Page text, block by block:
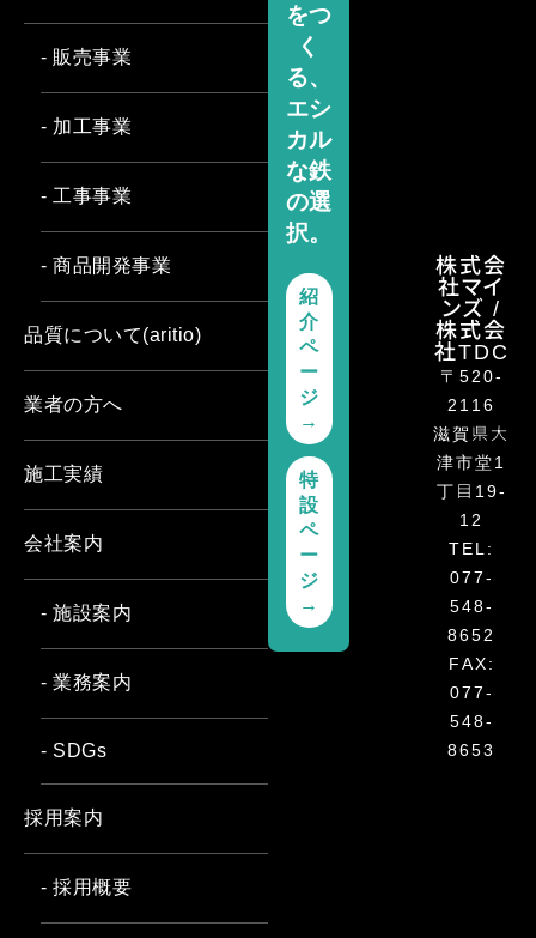
株式会
社マイ
ンズ /
株式会
社TDC
〒520-
2116
滋賀県大
津市堂1
丁目19-
12
TEL:
077-
548-
8652
FAX:
077-
548-
8653
をつ
く
る、
エシ
カル
な鉄
の選
択。
紹
介
ペ
ー
ジ
→
特
設
ペ
ー
ジ
→
- 販売事業
- 加工事業
- 工事事業
- 商品開発事業
品質について(aritio)
業者の方へ
施工実績
会社案内
- 施設案内
- 業務案内
- SDGs
採用案内
- 採用概要